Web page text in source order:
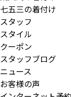
七五三の着付け
スタッフ
スタイル
クーポン
スタッフブログ
ニュース
お客様の声